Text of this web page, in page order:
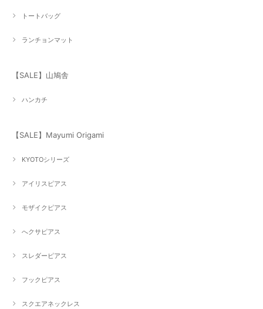
トートバッグ
ランチョンマット
【SALE】山鳩舎
ハンカチ
【SALE】Mayumi Origami
KYOTOシリーズ
アイリスピアス
モザイクピアス
へクサピアス
スレダーピアス
フックピアス
スクエアネックレス